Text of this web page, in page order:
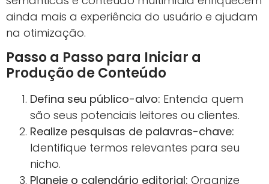
ainda mais a experiência do usuário e ajudam
na otimização.
Passo a Passo para Iniciar a
Produção de Conteúdo
Defina seu público-alvo: Entenda quem
são seus potenciais leitores ou clientes.
Realize pesquisas de palavras-chave:
Identifique termos relevantes para seu
nicho.
Planeje o calendário editorial: Organize